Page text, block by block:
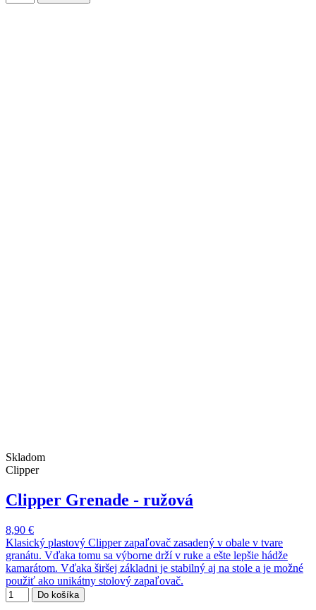
Skladom
Clipper
Clipper Grenade - ružová
8,90 €
Klasický plastový Clipper zapaľovač zasadený v obale v tvare
granátu. Vďaka tomu sa výborne drží v ruke a ešte lepšie hádže
kamarátom. Vďaka širšej základni je stabilný aj na stole a je možné
použiť ako unikátny stolový zapaľovač.
Do košíka